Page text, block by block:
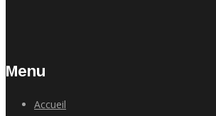
Menu
Accueil